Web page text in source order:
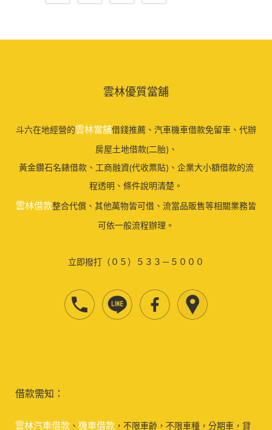
雲林優質當舖
斗六在地經營的雲林當舖借錢推薦、汽車機車借款免留車、代辦
房屋土地借款(二胎)、
黃金鑽石名錶借款、工商融資(代收票貼)、企業大小額借款的流
程透明、條件說明清楚。
雲林借款整合代償、其他萬物皆可借、流當品販售等相關業務皆
可依一般流程辦理。
立即撥打（０５）５３３－５０００
借款需知：
雲林汽車借款 、 機車借款 ，不限車齡，不限車種，分期車，貸